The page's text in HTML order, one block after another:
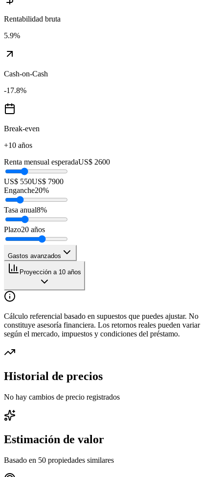
Rentabilidad bruta
5.9%
Cash-on-Cash
-17.8%
Break-even
+10 años
Renta mensual esperadaUS$ 2600
US$ 550US$ 7900
Enganche20%
Tasa anual8%
Plazo20 años
Gastos avanzados
Proyección a 10 años
Cálculo referencial basado en supuestos que puedes ajustar. No
constituye asesoría financiera. Los retornos reales pueden variar
según el mercado, impuestos y condiciones del préstamo.
Historial de precios
No hay cambios de precio registrados
Estimación de valor
Basado en 50 propiedades similares